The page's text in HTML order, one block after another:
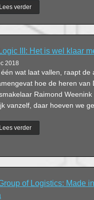
weer, daar kan
Lees verder
III: Het is wel klaar
2018
wat laat vallen, raapt de
hoe de heren van
Raimond
vanzelf, daar hoeven we
Lees verder
of Logistics: Made